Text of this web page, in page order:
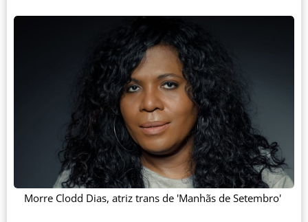
Morre Clodd Dias, atriz trans de 'Manhãs de Setembro'